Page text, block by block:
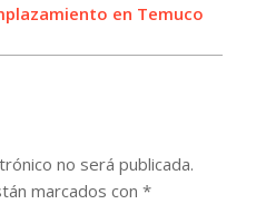
en Temuco
no será publicada.
marcados con *